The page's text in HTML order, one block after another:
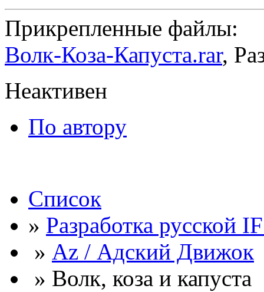
Прикрепленные файлы:
Волк-Коза-Капуста.rar,
Неактивен
По автору
Список
» Разработка русской
» Az / Адский Движок
» Волк, коза и капуста